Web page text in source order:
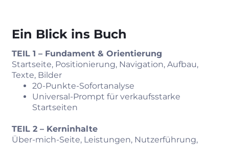
Ein Blick ins Buch
TEIL 1 – Fundament & Orientierung
Startseite, Positionierung, Navigation, Aufbau,
Texte, Bilder
20‑Punkte‑Sofortanalyse
Universal‑Prompt für verkaufsstarke
Startseiten
TEIL 2 – Kerninhalte
Über‑mich-Seite, Leistungen, Nutzerführung,